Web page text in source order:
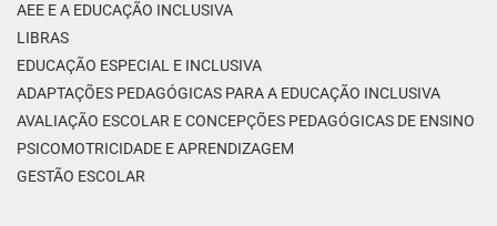
AEE E A EDUCAÇÃO INCLUSIVA
LIBRAS
EDUCAÇÃO ESPECIAL E INCLUSIVA
ADAPTAÇÕES PEDAGÓGICAS PARA A EDUCAÇÃO INCLUSIVA
AVALIAÇÃO ESCOLAR E CONCEPÇÕES PEDAGÓGICAS DE ENSINO
PSICOMOTRICIDADE E APRENDIZAGEM
GESTÃO ESCOLAR